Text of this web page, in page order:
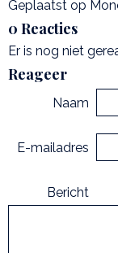
Geplaatst op
0 Reacties
Er is nog niet
Reageer
Naam
E-mailadres
Bericht